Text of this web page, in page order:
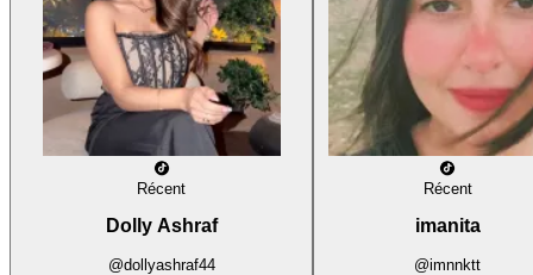
Récent
Dolly Ashraf
@dollyashraf44
Récent
imanita
@imnnktt